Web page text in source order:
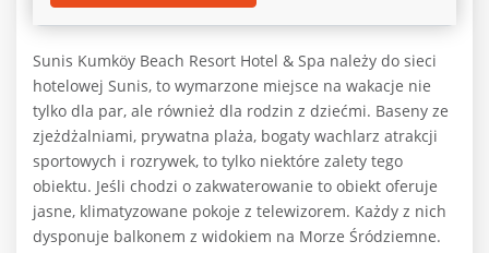
Sunis Kumköy Beach Resort Hotel & Spa należy do sieci
hotelowej Sunis, to wymarzone miejsce na wakacje nie
tylko dla par, ale również dla rodzin z dziećmi. Baseny ze
zjeżdżalniami, prywatna plaża, bogaty wachlarz atrakcji
sportowych i rozrywek, to tylko niektóre zalety tego
obiektu. Jeśli chodzi o zakwaterowanie to obiekt oferuje
jasne, klimatyzowane pokoje z telewizorem. Każdy z nich
dysponuje balkonem z widokiem na Morze Śródziemne.